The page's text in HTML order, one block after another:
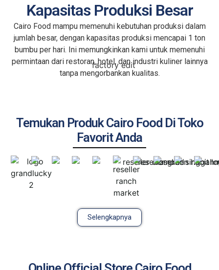
Kapasitas Produksi Besar
Cairo Food mampu memenuhi kebutuhan produksi dalam
jumlah besar, dengan kapasitas produksi mencapai 1 ton
bumbu per hari. Ini memungkinkan kami untuk memenuhi
permintaan dari restoran, hotel, dan industri kuliner lainnya
tanpa mengorbankan kualitas.
Temukan Produk Cairo Food Di Toko
Favorit Anda
Selengkapnya